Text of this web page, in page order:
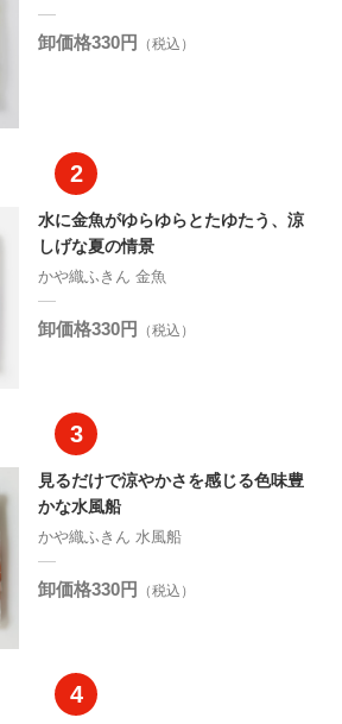
卸価格330円 （税込）
水に金魚がゆらゆらとたゆたう、涼
しげな夏の情景
かや織ふきん 金魚
卸価格330円 （税込）
見るだけで涼やかさを感じる色味豊
かな水風船
かや織ふきん 水風船
卸価格330円 （税込）